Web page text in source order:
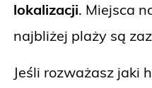
lokalizacji. Miejsca
najbliżej plaży są
Jeśli rozważasz jaki